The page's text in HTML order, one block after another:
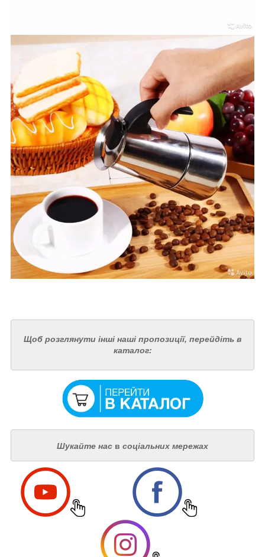
Щоб розглянути інші наші пропозиції, перейдіть в
каталог:
Шукайте нас в соціальних мережах